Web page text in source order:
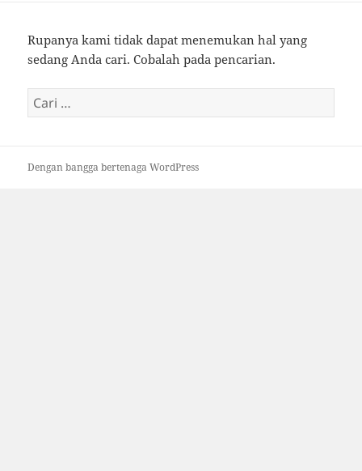
Rupanya kami tidak dapat menemukan hal yang
sedang Anda cari. Cobalah pada pencarian.
Cari
untuk:
Dengan bangga bertenaga WordPress